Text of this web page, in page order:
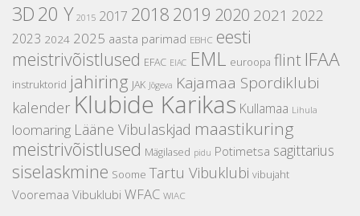
3D20 Y 2015 2017 2018 2019 2020 2021 2022
2023 2024 2025 aasta parimad EBHC eesti
meistrivõistlused EFAC EIAC EML euroopa flint IFAA
instruktorid jahiring JAK Jõgeva Kajamaa Spordiklubi
kalender Klubide Karikas Kullamaa Lihula
loomaring Lääne Vibulaskjad maastikuring
meistrivõistlused Mägilased pidu Potimetsa sagittarius
siselaskmine Soome Tartu Vibuklubi vibujaht
Vooremaa Vibuklubi WFAC WIAC